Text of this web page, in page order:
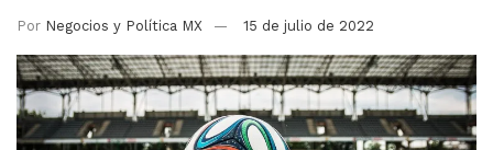
Por Negocios y Política MX 15 de julio de 2022